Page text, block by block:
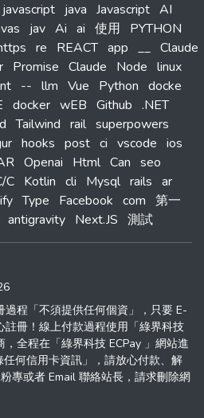
javascript java Javascript AI
jav Ai ai 使用
PYTHON
re REACT app __ Claude
Promise Claude Node linux
-- llm Vue Python docke
docker wEB Github .NET
Tailwind rail superpowers
hooks post ci vscode ios
Openai Html Can seo
C Kotlin cli Mysql rails ar
Type Facebook com 第一
antigravity Next.JS 測試
程「不須提供任何個資」，只要 E-
冊！線上付款過程使用「綠界科技
全程在「綠界科技 ECPay 」網站進
何信用卡資訊」，請放心付款、解
專或者 Email 聯絡站長，請求刪除網